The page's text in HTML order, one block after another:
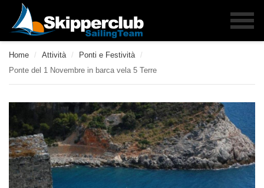
Home / Attività / Ponti e Festività /
Ponte del 1 Novembre in barca vela 5 Terre